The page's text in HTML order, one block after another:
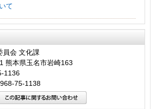
て
員会 文化課
熊本県玉名市岩崎163
1136
75-1138